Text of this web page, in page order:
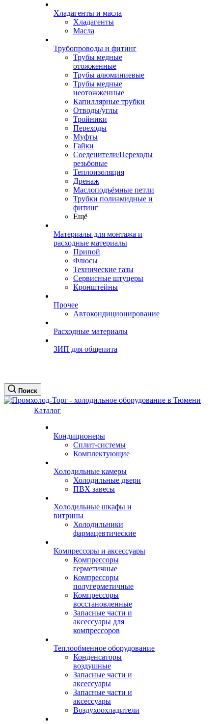
Хладагенты и масла
Хладагенты
Масла
Трубопроводы и фитинг
Трубы медные
отожженные
Трубы алюминиевые
Трубы медные
неотожженные
Капиллярные трубки
Отводы/углы
Тройники
Переходы
Муфты
Гайки
Соеденители/Переходы
резьбовые
Теплоизоляция
Дренаж
Маслоподъёмные петли
Трубки полиамидные и
фитинг
Ещё
Материалы для монтажа и
расходные материалы
Припой
Флюсы
Технические газы
Сервисные штуцеры
Кронштейны
Прочее
Автокондиционирование
Расходные материалы
ЗИП для общепита
Поиск
Каталог
Кондиционеры
Сплит-системы
Комплектующие
Холодильные камеры
Холодильные двери
ПВХ завесы
Холодильные шкафы и
витрины
Холодильники
фармацевтические
Компрессоры и аксессуары
Компрессоры
герметичные
Компрессоры
полугерметичные
Компрессоры
восстановленные
Запасные части и
аксессуары для
компрессоров
Теплообменное оборудование
Конденсаторы
воздушные
Запасные части и
аксессуары
Запасные части и
аксессуары
Воздухоохладители